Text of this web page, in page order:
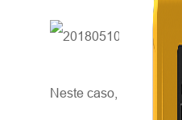
Neste caso, o